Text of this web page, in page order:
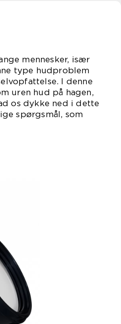
mennesker, især
type hudproblem
I denne
uren hud på hagen,
os dykke ned i dette
spørgsmål, som